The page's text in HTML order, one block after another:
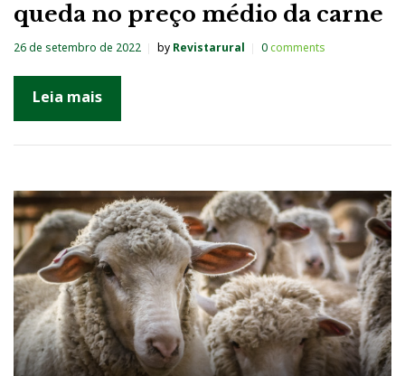
queda no preço médio da carne
26 de setembro de 2022 by Revistarural 0comments
Leia mais